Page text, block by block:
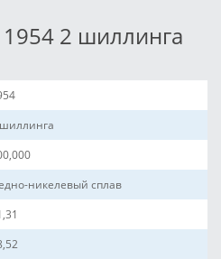
2 шиллинга
никелевый сплав